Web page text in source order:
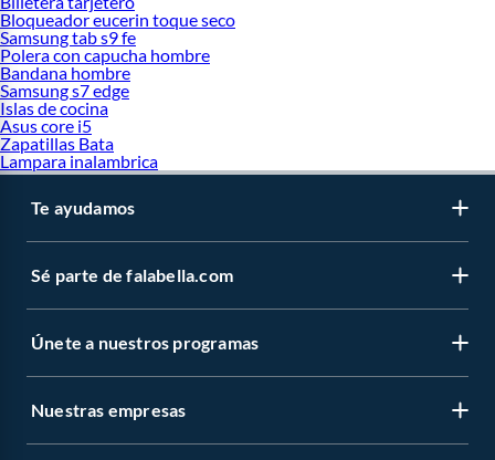
Bloqueador eucerin toque seco
Samsung tab s9 fe
Polera con capucha hombre
Bandana hombre
Samsung s7 edge
Islas de cocina
Asus core i5
Zapatillas Bata
Lampara inalambrica
Te ayudamos
Sé parte de falabella.com
Únete a nuestros programas
Nuestras empresas